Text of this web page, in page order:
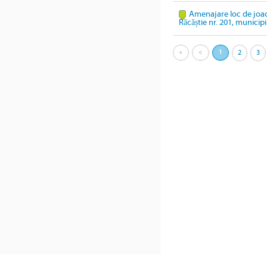
Amenajare loc de
Răcăștie nr. 201,
« < 1 2 3